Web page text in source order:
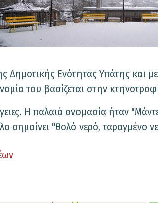
Δημοτικής Ενότητας Υπάτης και
του βασίζεται στην
Η παλαιά ονομασία ήταν
σημαίνει "θολό νερό, ταραγμένο